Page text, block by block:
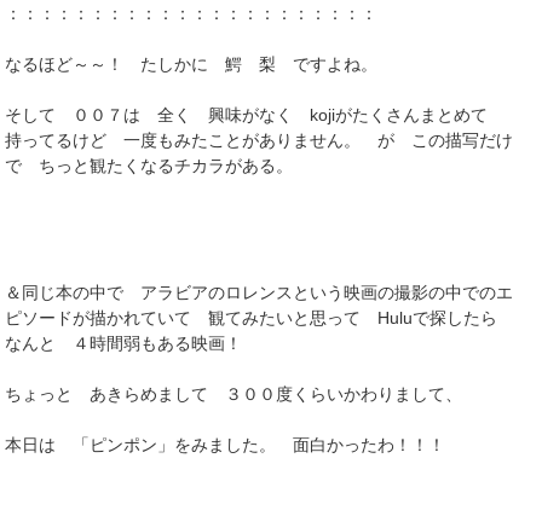
：：：：：：：：：：：：：：：：：：：：：：
なるほど～～！ たしかに 鰐 梨 ですよね。
そして ００７は 全く 興味がなく kojiがたくさんまとめて
持ってるけど 一度もみたことがありません。 が この描写だけ
で ちっと観たくなるチカラがある。
＆同じ本の中で アラビアのロレンスという映画の撮影の中でのエ
ピソードが描かれていて 観てみたいと思って Huluで探したら
なんと ４時間弱もある映画！
ちょっと あきらめまして ３００度くらいかわりまして、
本日は 「ピンポン」をみました。 面白かったわ！！！